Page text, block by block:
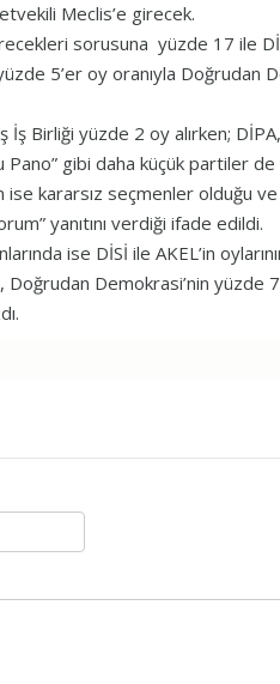
Meclis’e girecek.
sorusuna yüzde 17 ile
5’er oy oranıyla Doğrudan
Birliği yüzde 2 oy alırken;
Pano” gibi daha küçük partiler de
kararsız seçmenler olduğu ve
yanıtını verdiği ifade edildi.
ise DİSİ ile AKEL’in
Doğrudan Demokrasi’nin yüzde